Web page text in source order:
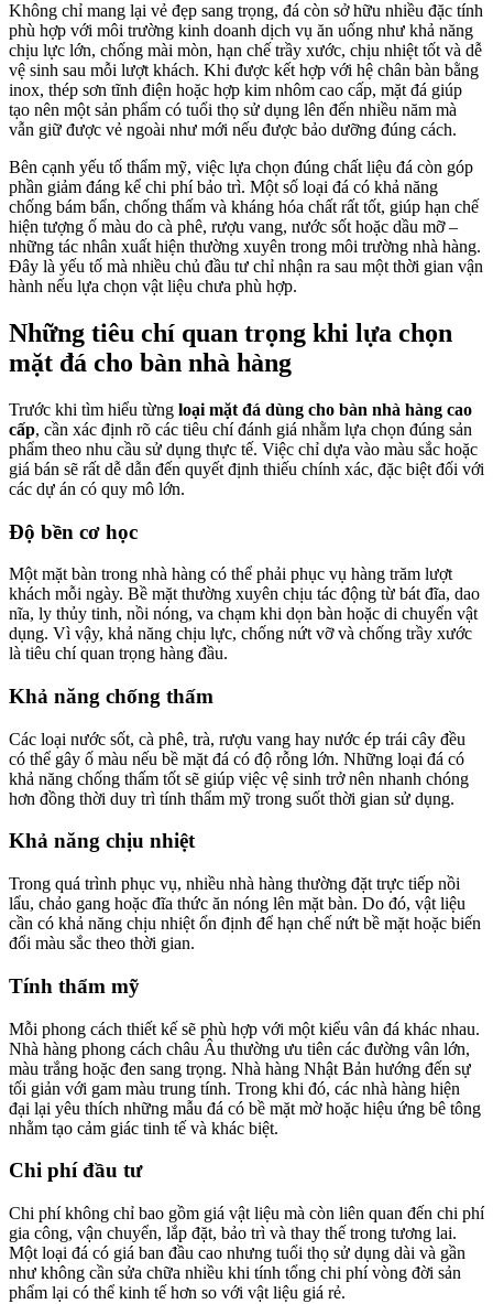
Không chỉ mang lại vẻ đẹp sang trọng, đá còn sở hữu nhiều đặc tính
phù hợp với môi trường kinh doanh dịch vụ ăn uống như khả năng
chịu lực lớn, chống mài mòn, hạn chế trầy xước, chịu nhiệt tốt và dễ
vệ sinh sau mỗi lượt khách. Khi được kết hợp với hệ chân bàn bằng
inox, thép sơn tĩnh điện hoặc hợp kim nhôm cao cấp, mặt đá giúp
tạo nên một sản phẩm có tuổi thọ sử dụng lên đến nhiều năm mà
vẫn giữ được vẻ ngoài như mới nếu được bảo dưỡng đúng cách.
Bên cạnh yếu tố thẩm mỹ, việc lựa chọn đúng chất liệu đá còn góp
phần giảm đáng kể chi phí bảo trì. Một số loại đá có khả năng
chống bám bẩn, chống thấm và kháng hóa chất rất tốt, giúp hạn chế
hiện tượng ố màu do cà phê, rượu vang, nước sốt hoặc dầu mỡ –
những tác nhân xuất hiện thường xuyên trong môi trường nhà hàng.
Đây là yếu tố mà nhiều chủ đầu tư chỉ nhận ra sau một thời gian vận
hành nếu lựa chọn vật liệu chưa phù hợp.
Những tiêu chí quan trọng khi lựa chọn
mặt đá cho bàn nhà hàng
Trước khi tìm hiểu từng loại mặt đá dùng cho bàn nhà hàng cao
cấp, cần xác định rõ các tiêu chí đánh giá nhằm lựa chọn đúng sản
phẩm theo nhu cầu sử dụng thực tế. Việc chỉ dựa vào màu sắc hoặc
giá bán sẽ rất dễ dẫn đến quyết định thiếu chính xác, đặc biệt đối với
các dự án có quy mô lớn.
Độ bền cơ học
Một mặt bàn trong nhà hàng có thể phải phục vụ hàng trăm lượt
khách mỗi ngày. Bề mặt thường xuyên chịu tác động từ bát đĩa, dao
nĩa, ly thủy tinh, nồi nóng, va chạm khi dọn bàn hoặc di chuyển vật
dụng. Vì vậy, khả năng chịu lực, chống nứt vỡ và chống trầy xước
là tiêu chí quan trọng hàng đầu.
Khả năng chống thấm
Các loại nước sốt, cà phê, trà, rượu vang hay nước ép trái cây đều
có thể gây ố màu nếu bề mặt đá có độ rỗng lớn. Những loại đá có
khả năng chống thấm tốt sẽ giúp việc vệ sinh trở nên nhanh chóng
hơn đồng thời duy trì tính thẩm mỹ trong suốt thời gian sử dụng.
Khả năng chịu nhiệt
Trong quá trình phục vụ, nhiều nhà hàng thường đặt trực tiếp nồi
lẩu, chảo gang hoặc đĩa thức ăn nóng lên mặt bàn. Do đó, vật liệu
cần có khả năng chịu nhiệt ổn định để hạn chế nứt bề mặt hoặc biến
đổi màu sắc theo thời gian.
Tính thẩm mỹ
Mỗi phong cách thiết kế sẽ phù hợp với một kiểu vân đá khác nhau.
Nhà hàng phong cách châu Âu thường ưu tiên các đường vân lớn,
màu trắng hoặc đen sang trọng. Nhà hàng Nhật Bản hướng đến sự
tối giản với gam màu trung tính. Trong khi đó, các nhà hàng hiện
đại lại yêu thích những mẫu đá có bề mặt mờ hoặc hiệu ứng bê tông
nhằm tạo cảm giác tinh tế và khác biệt.
Chi phí đầu tư
Chi phí không chỉ bao gồm giá vật liệu mà còn liên quan đến chi phí
gia công, vận chuyển, lắp đặt, bảo trì và thay thế trong tương lai.
Một loại đá có giá ban đầu cao nhưng tuổi thọ sử dụng dài và gần
như không cần sửa chữa nhiều khi tính tổng chi phí vòng đời sản
phẩm lại có thể kinh tế hơn so với vật liệu giá rẻ.